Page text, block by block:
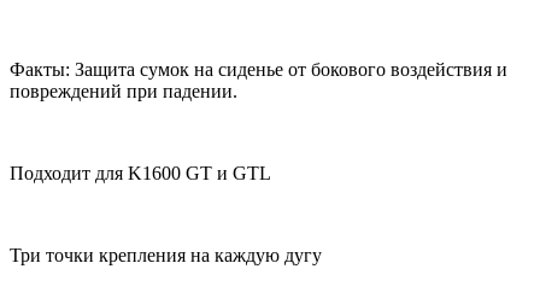
Факты: Защита сумок на сиденье от бокового воздействия и
повреждений при падении.
Подходит для K1600 GT и GTL
Три точки крепления на каждую дугу